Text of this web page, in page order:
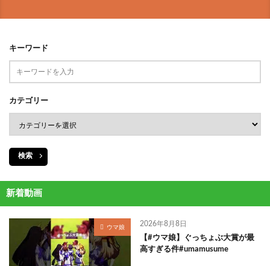
キーワード
カテゴリー
検索
新着動画
ウマ娘 2026年8月8日
【#ウマ娘】ぐっちょぶ大賞が最
高すぎる件#umamusume